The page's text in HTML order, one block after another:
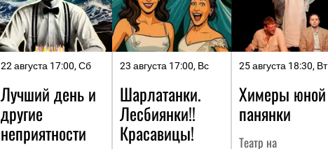
22 августа 17:00, Сб
Лучший день и
другие
неприятности
23 августа 17:00, Вс
Шарлатанки.
Лесбиянки!!
Красавицы!
25 августа 18:30, Вт
Химеры юной
панянки
Театр на